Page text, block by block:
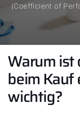
(Coefficient of
Warum ist
beim
wichtig?